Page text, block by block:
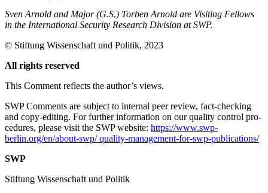
Sven Arnold and Major (G.S.) Torben Arnold are Visiting Fellows
in the International Security Research Division at SWP.
© Stiftung Wissenschaft und Politik, 2023
All rights reserved
This Comment reflects the author’s views.
SWP Comments are subject to internal peer review, fact-checking
and copy-editing. For further information on our quality control pro­
cedures, please visit the SWP website: https://www.swp-
berlin.org/en/about-swp/ quality-management-for-swp-publications/
SWP
Stiftung Wissenschaft und Politik